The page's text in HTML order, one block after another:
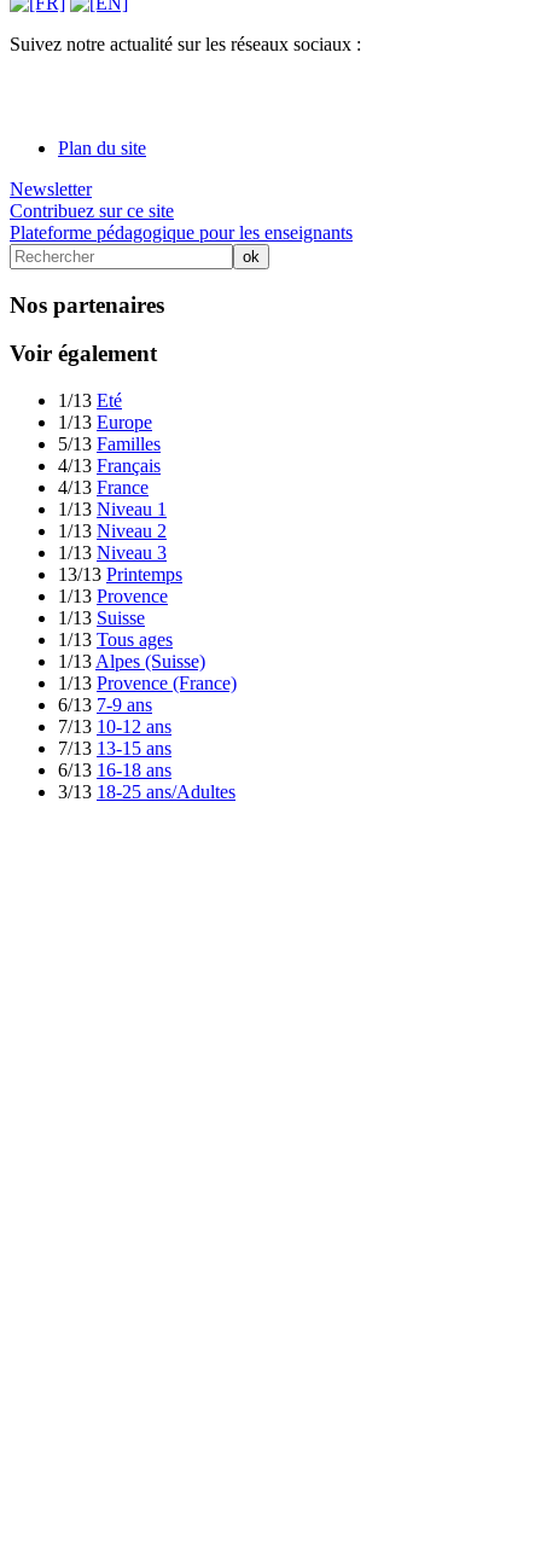
Suivez notre actualité sur les réseaux sociaux :
Plan du site
Newsletter
Contribuez sur ce site
Plateforme pédagogique pour les enseignants
Nos partenaires
Voir également
1/13 Eté
1/13 Europe
5/13 Familles
4/13 Français
4/13 France
1/13 Niveau 1
1/13 Niveau 2
1/13 Niveau 3
13/13 Printemps
1/13 Provence
1/13 Suisse
1/13 Tous ages
1/13 Alpes (Suisse)
1/13 Provence (France)
6/13 7-9 ans
7/13 10-12 ans
7/13 13-15 ans
6/13 16-18 ans
3/13 18-25 ans/Adultes